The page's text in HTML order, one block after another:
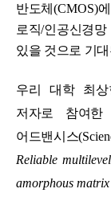
반도체(CMOS)
로직/인공신경
있을 것으로 기
우리 대학 최
저자로 참여
어드밴시스
Reliable
amorphous